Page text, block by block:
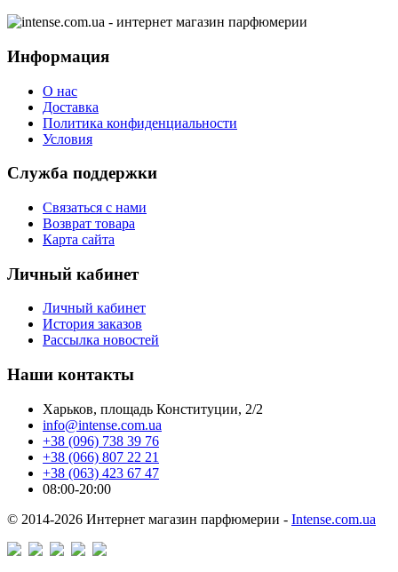
Информация
О нас
Доставка
Политика конфиденциальности
Условия
Служба поддержки
Связаться с нами
Возврат товара
Карта сайта
Личный кабинет
Личный кабинет
История заказов
Рассылка новостей
Наши контакты
Харьков, площадь Конституции, 2/2
info@intense.com.ua
+38 (096) 738 39 76
+38 (066) 807 22 21
+38 (063) 423 67 47
08:00-20:00
© 2014-2026 Интернет магазин парфюмерии - Intense.com.ua